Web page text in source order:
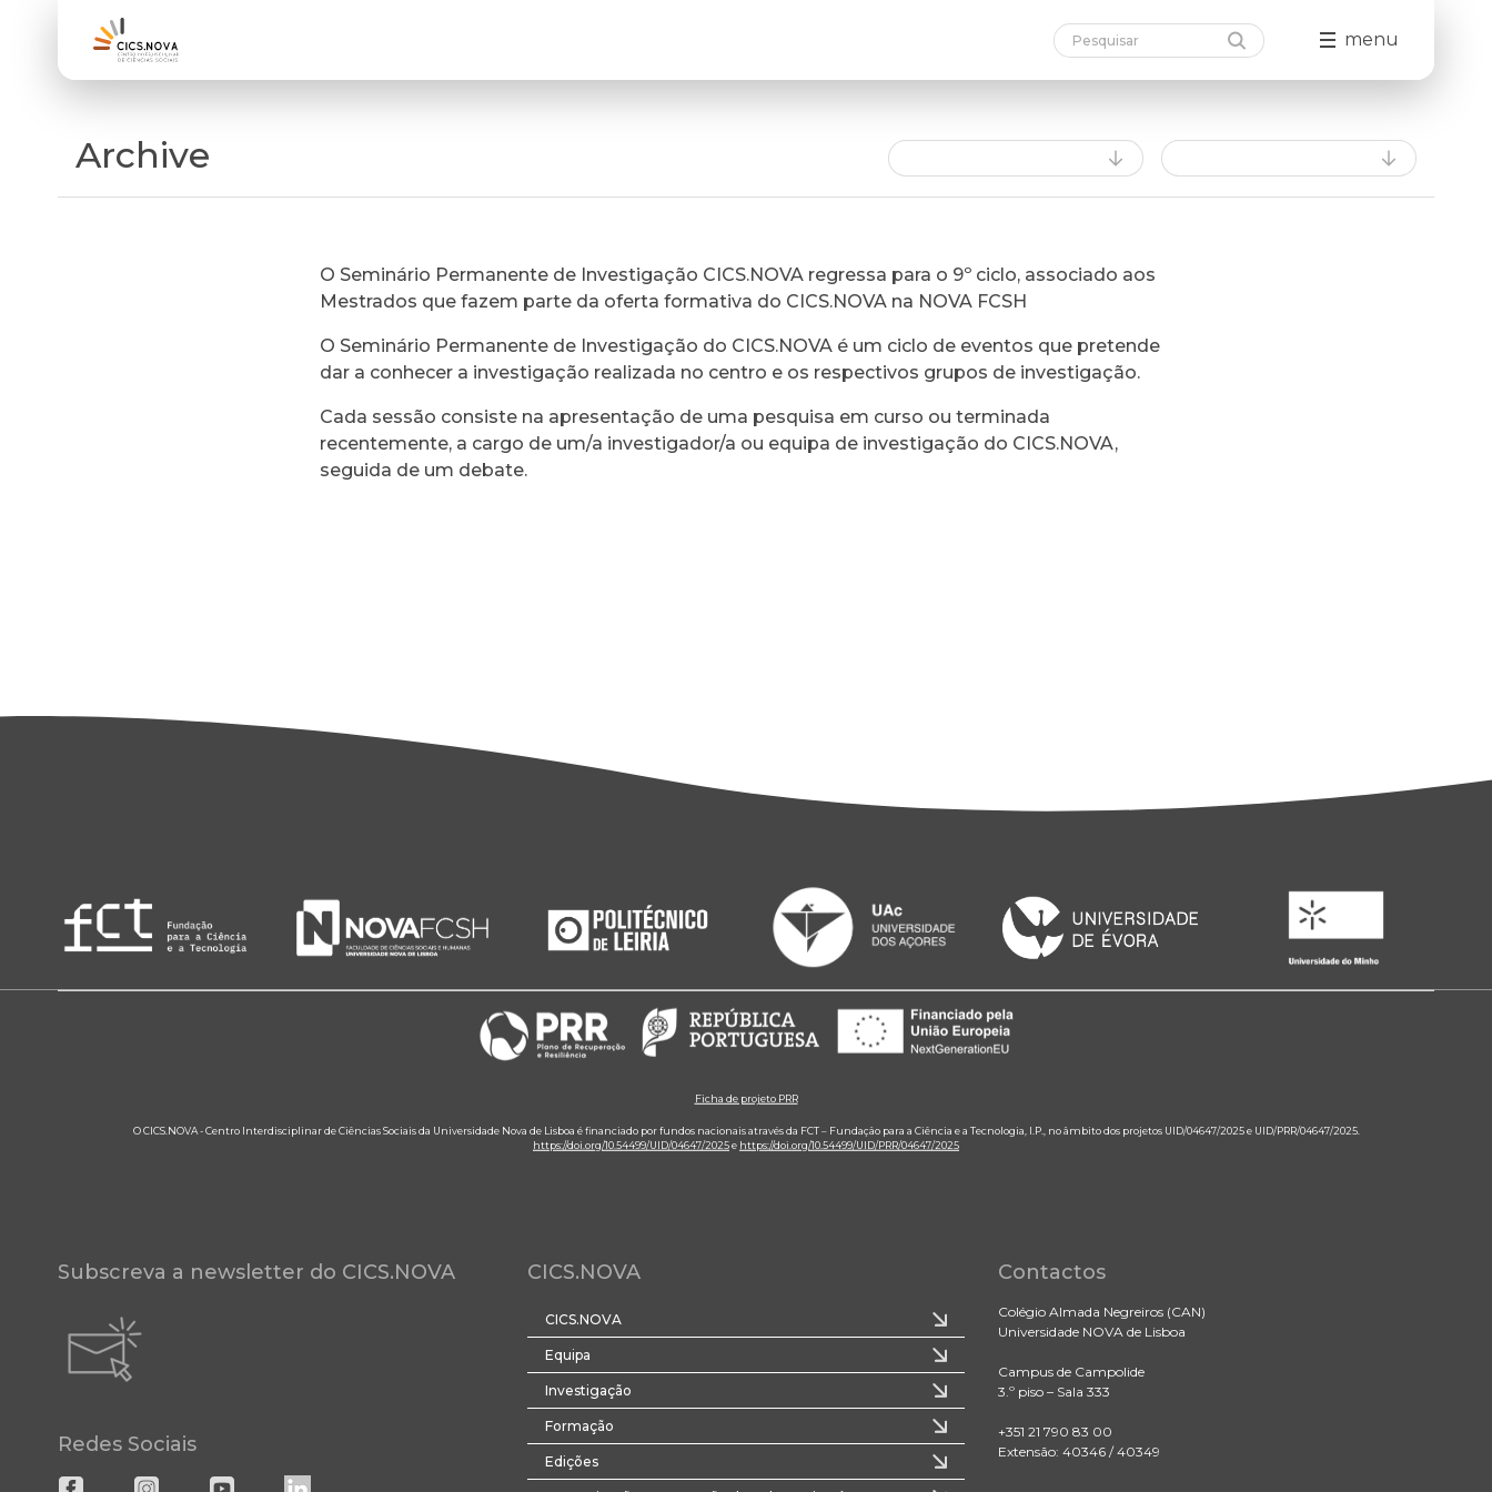
menu
Archive
O Seminário Permanente de Investigação CICS.NOVA regressa para o 9º ciclo, associado aos
Mestrados que fazem parte da oferta formativa do CICS.NOVA na NOVA FCSH
O Seminário Permanente de Investigação do CICS.NOVA é um ciclo de eventos que pretende
dar a conhecer a investigação realizada no centro e os respectivos grupos de investigação.
Cada sessão consiste na apresentação de uma pesquisa em curso ou terminada
recentemente, a cargo de um/a investigador/a ou equipa de investigação do CICS.NOVA,
seguida de um debate.
Ficha de projeto PRR
O CICS.NOVA - Centro Interdisciplinar de Ciências Sociais da Universidade Nova de Lisboa é financiado por fundos nacionais através da FCT – Fundação para a Ciência e a Tecnologia, I.P., no âmbito dos projetos UID/04647/2025 e UID/PRR/04647/2025.
https://doi.org/10.54499/UID/04647/2025e https://doi.org/10.54499/UID/PRR/04647/2025
Subscreva a newsletter do CICS.NOVA
Redes Sociais
CICS.NOVA
CICS.NOVA
Equipa
Investigação
Formação
Edições
Contactos
Colégio Almada Negreiros (CAN)
Universidade NOVA de Lisboa
Campus de Campolide
3.º piso – Sala 333
+351 21 790 83 00
Extensão: 40346 / 40349